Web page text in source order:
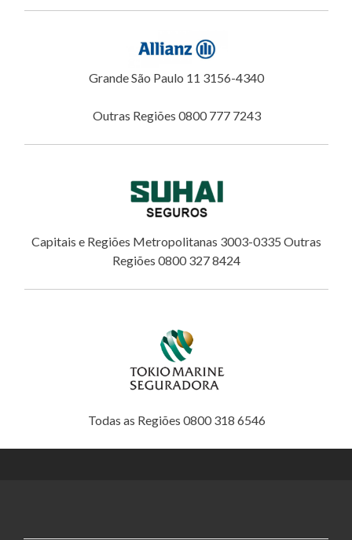
Grande São Paulo 11 3156-4340
Outras Regiões 0800 777 7243
Capitais e Regiões Metropolitanas 3003-0335 Outras
Regiões 0800 327 8424
Todas as Regiões 0800 318 6546